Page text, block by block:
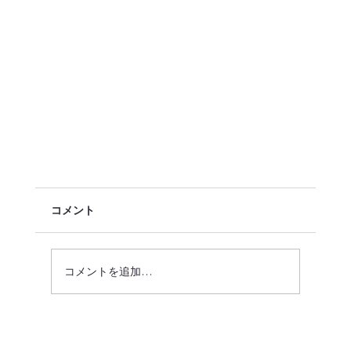
コメント
コメントを追加…